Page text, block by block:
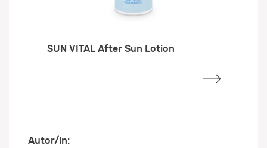
SUN VITAL After Sun Lotion
Autor/in: